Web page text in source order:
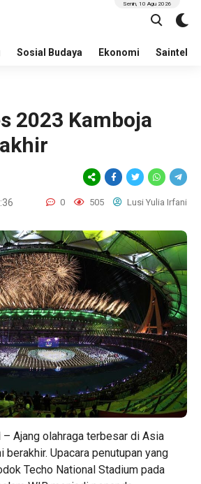
Sosial Budaya Ekonomi Saintek
Senin, 10 Agu 2026
2023 Kamboja
0 505 Lusi Yulia Irfani
– Ajang olahraga terbesar di Asia
berakhir. Upacara penutupan yang
Techo National Stadium pada